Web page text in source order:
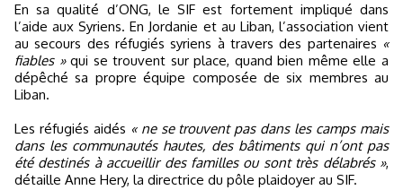
En sa qualité d’ONG, le SIF est fortement impliqué dans
l’aide aux Syriens. En Jordanie et au Liban, l’association vient
au secours des réfugiés syriens à travers des partenaires «
fiables »qui se trouvent sur place, quand bien même elle a
dépêché sa propre équipe composée de six membres au
Liban.
Les réfugiés aidés « ne se trouvent pas dans les camps mais
dans les communautés hautes, des bâtiments qui n’ont pas
été destinés à accueillir des familles ou sont très délabrés »,
détaille Anne Hery, la directrice du pôle plaidoyer au SIF.